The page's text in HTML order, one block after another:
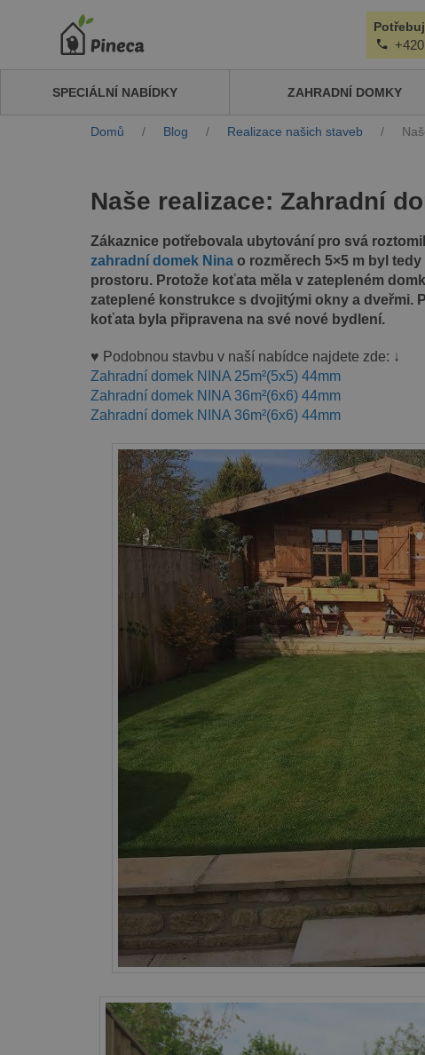
SPECIÁLNÍ NABÍDKY ZAHRADNÍ DOMKY
Domů / Blog / Realizace našich staveb /
Naše realizace: Zahradní
Zákaznice potřebovala ubytování pro svá
zahradní domek Nina o rozměrech 5×5 m byl
prostoru. Protože koťata měla v zatepleném
zateplené konstrukce s dvojitými okny a dveřmi.
koťata byla připravena na své nové bydlení.
♥ Podobnou stavbu v naší nabídce najdete zde: ↓
Zahradní domek NINA 25m²(5x5) 44mm
Zahradní domek NINA 36m²(6x6) 44mm
Zahradní domek NINA 36m²(6x6) 44mm